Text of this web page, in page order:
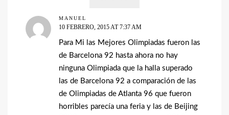
MANUEL
10 FEBRERO, 2015 AT 7:37 AM
Para Mi las Mejores Olimpiadas fueron las
de Barcelona 92 hasta ahora no hay
ninguna Olimpiada que la halla superado
las de Barcelona 92 a comparación de las
de Olimpiadas de Atlanta 96 que fueron
horribles parecía una feria y las de Beijing